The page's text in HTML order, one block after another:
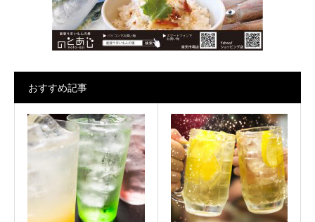
おすすめ記事